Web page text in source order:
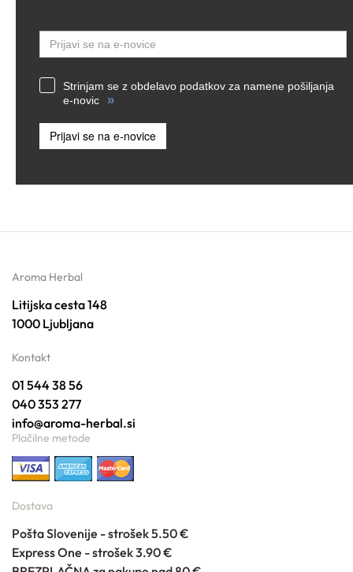
Strinjam se z obdelavo podatkov za namene pošiljanja
e-novic
»
Prijavi se na e-novice
Aroma Herbal
Litijska cesta 148
1000 Ljubljana
Kontakt
01 544 38 56
040 353 277
info@aroma-herbal.si
Plačilne metode
Dostava
Pošta Slovenije - strošek 5.50 €
Express One - strošek 3.90 €